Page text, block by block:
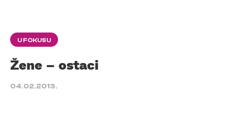
U FOKUSU
Žene – ostaci
04.02.2013.